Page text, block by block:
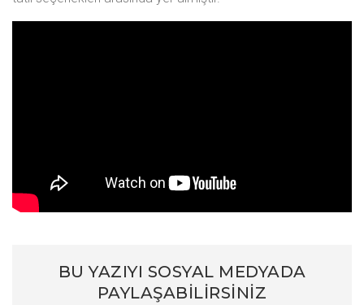
BU YAZIYI SOSYAL MEDYADA
PAYLAŞABILIRSINIZ